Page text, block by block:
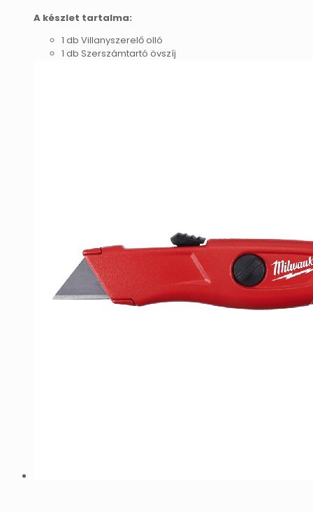
A készlet tartalma:
1 db Villanyszerelő olló
1 db Szerszámtartó övszíj